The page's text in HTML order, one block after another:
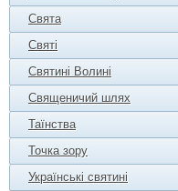
Свята
Святі
Святині Волині
Священичий шлях
Таїнства
Точка зору
Українські святині